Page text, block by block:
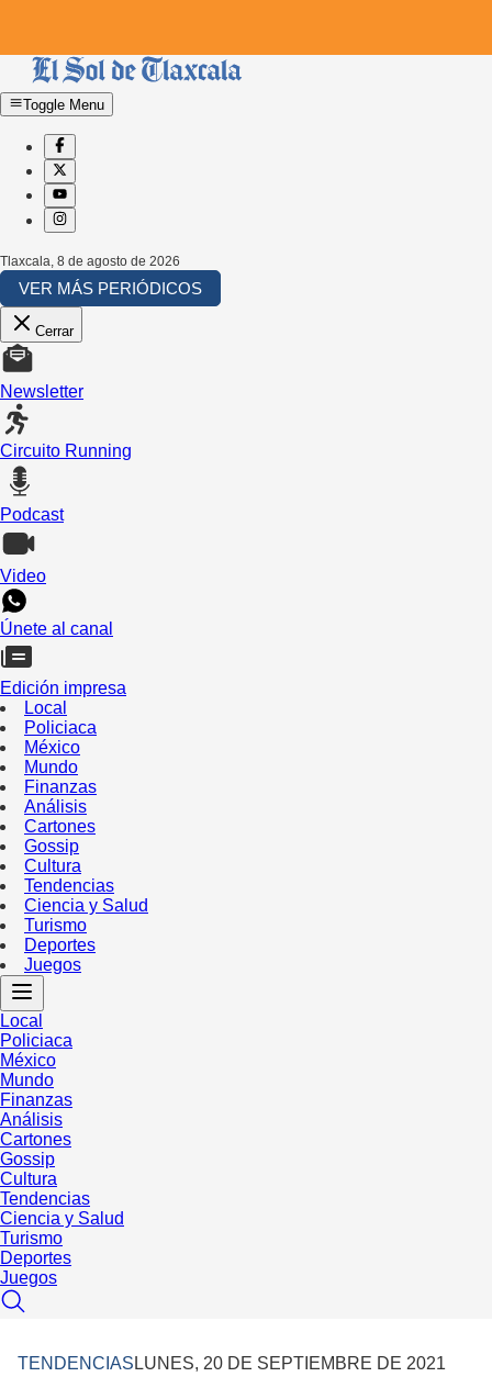
Toggle Menu
Tlaxcala 8 de agosto de 2026
VER MÁS PERIÓDICOS
Cerrar
Newsletter
Circuito Running
Podcast
Video
Únete al canal
Edición impresa
Local
Policiaca
México
Mundo
Finanzas
Análisis
Cartones
Gossip
Cultura
Tendencias
Ciencia y Salud
Turismo
Deportes
Juegos
Local
Policiaca
México
Mundo
Finanzas
Análisis
Cartones
Gossip
Cultura
Tendencias
Ciencia y Salud
Turismo
Deportes
Juegos
TENDENCIAS LUNES, 20 DE SEPTIEMBRE DE 2021